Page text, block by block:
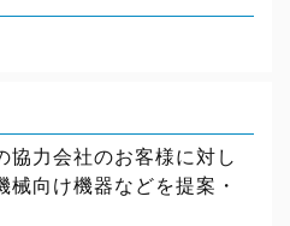
協力会社のお客様に対し
向け機器などを提案・